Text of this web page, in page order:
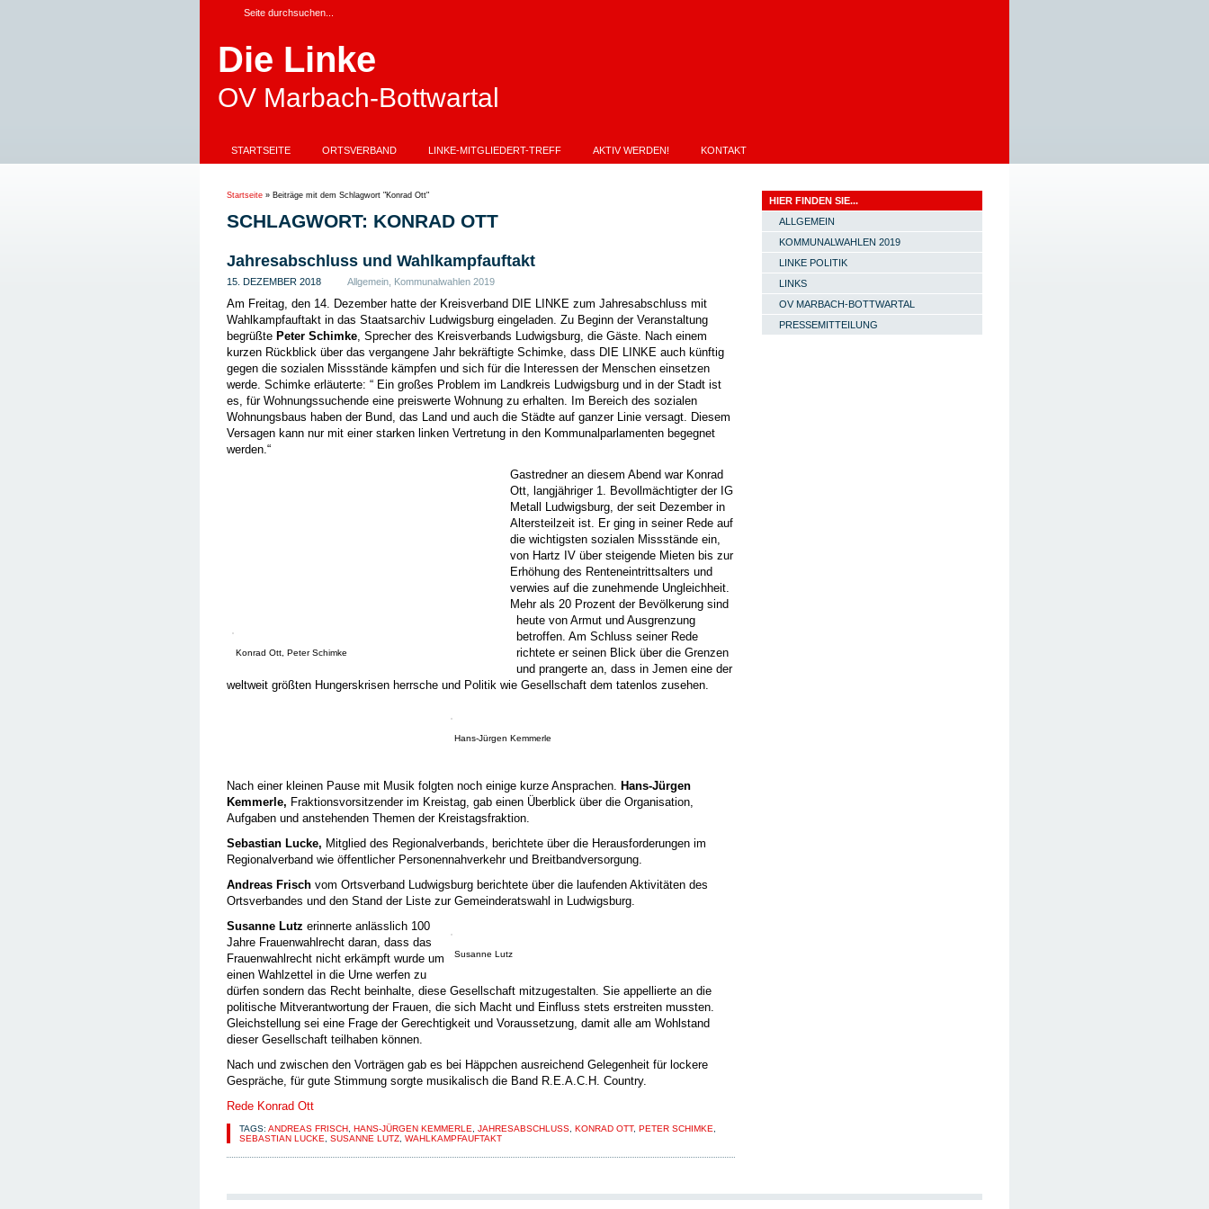
Die Linke
OV Marbach-Bottwartal
STARTSEITE ORTSVERBAND LINKE-MITGLIEDERT-TREFF AKTIV WERDEN! KONTAKT
Startseite » Beiträge mit dem Schlagwort "Konrad Ott"
SCHLAGWORT: KONRAD OTT
Jahresabschluss und Wahlkampfauftakt
15. DEZEMBER 2018 Allgemein Kommunalwahlen 2019
Am Freitag, den 14. Dezember hatte der Kreisverband DIE LINKE zum Jahresabschluss mit
Wahlkampfauftakt in das Staatsarchiv Ludwigsburg eingeladen. Zu Beginn der Veranstaltung
begrüßte Peter Schimke, Sprecher des Kreisverbands Ludwigsburg, die Gäste. Nach einem
kurzen Rückblick über das vergangene Jahr bekräftigte Schimke, dass DIE LINKE auch künftig
gegen die sozialen Missstände kämpfen und sich für die Interessen der Menschen einsetzen
werde. Schimke erläuterte: “ Ein großes Problem im Landkreis Ludwigsburg und in der Stadt ist
es, für Wohnungssuchende eine preiswerte Wohnung zu erhalten. Im Bereich des sozialen
Wohnungsbaus haben der Bund, das Land und auch die Städte auf ganzer Linie versagt. Diesem
Versagen kann nur mit einer starken linken Vertretung in den Kommunalparlamenten begegnet
werden.“
Konrad Ott, Peter Schimke
Gastredner an diesem Abend war Konrad
Ott, langjähriger 1. Bevollmächtigter der IG
Metall Ludwigsburg, der seit Dezember in
Altersteilzeit ist. Er ging in seiner Rede auf
die wichtigsten sozialen Missstände ein,
von Hartz IV über steigende Mieten bis zur
Erhöhung des Renteneintrittsalters und
verwies auf die zunehmende Ungleichheit.
Mehr als 20 Prozent der Bevölkerung sind
heute von Armut und Ausgrenzung
betroffen. Am Schluss seiner Rede
richtete er seinen Blick über die Grenzen
und prangerte an, dass in Jemen eine der
weltweit größten Hungerskrisen herrsche und Politik wie Gesellschaft dem tatenlos zusehen.
Hans-Jürgen Kemmerle
Nach einer kleinen Pause mit Musik folgten noch einige kurze Ansprachen. Hans-Jürgen
Kemmerle, Fraktionsvorsitzender im Kreistag, gab einen Überblick über die Organisation,
Aufgaben und anstehenden Themen der Kreistagsfraktion.
Sebastian Lucke, Mitglied des Regionalverbands, berichtete über die Herausforderungen im
Regionalverband wie öffentlicher Personennahverkehr und Breitbandversorgung.
Andreas Frisch vom Ortsverband Ludwigsburg berichtete über die laufenden Aktivitäten des
Ortsverbandes und den Stand der Liste zur Gemeinderatswahl in Ludwigsburg.
Susanne Lutz
Susanne Lutz erinnerte anlässlich 100
Jahre Frauenwahlrecht daran, dass das
Frauenwahlrecht nicht erkämpft wurde um
einen Wahlzettel in die Urne werfen zu
dürfen sondern das Recht beinhalte, diese Gesellschaft mitzugestalten. Sie appellierte an die
politische Mitverantwortung der Frauen, die sich Macht und Einfluss stets erstreiten mussten.
Gleichstellung sei eine Frage der Gerechtigkeit und Voraussetzung, damit alle am Wohlstand
dieser Gesellschaft teilhaben können.
Nach und zwischen den Vorträgen gab es bei Häppchen ausreichend Gelegenheit für lockere
Gespräche, für gute Stimmung sorgte musikalisch die Band R.E.A.C.H. Country.
Rede Konrad Ott
TAGS: ANDREAS FRISCH HANS-JÜRGEN KEMMERLE JAHRESABSCHLUSS KONRAD OTT, PETER SCHIMKE
SEBASTIAN LUCKE
SUSANNE LUTZ WAHLKAMPFAUFTAKT
HIER FINDEN SIE...
ALLGEMEIN
KOMMUNALWAHLEN 2019
LINKE POLITIK
LINKS
OV MARBACH-BOTTWARTAL
PRESSEMITTEILUNG